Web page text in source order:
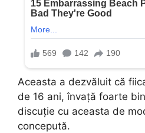
Aceasta a dezvăluit că
de 16 ani, învață foarte
discuție cu aceasta de
concepută.